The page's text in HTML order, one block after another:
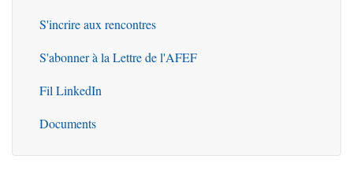
S'incrire aux rencontres
S'abonner à la Lettre de l'AFEF
Fil LinkedIn
Documents